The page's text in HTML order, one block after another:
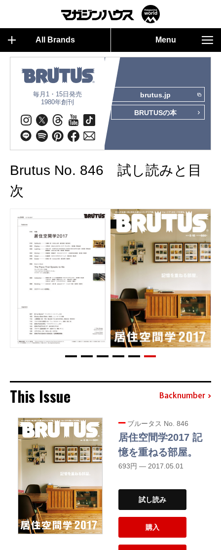
All Brands Menu
毎月1・15日発売
1980年創刊
brutus.jp
BRUTUSの本
Brutus No. 846 試し読みと目
次
This Issue Backnumber
ブルータス No. 846
居住空間学2017 記
憶を重ねる部屋。
693円 — 2017.05.01
試し読み
購入